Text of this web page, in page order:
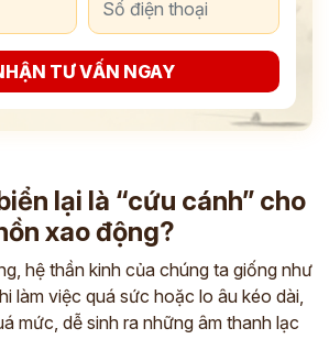
TƯ VẤN NGAY
lại là “cứu cánh” cho
xao động?
hệ thần kinh của chúng ta giống như
làm việc quá sức hoặc lo âu kéo dài,
mức, dễ sinh ra những âm thanh lạc